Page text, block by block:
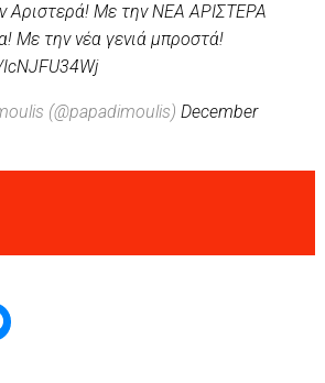
Αριστερά! Με την ΝΕΑ ΑΡΙΣΤΕΡΑ
Με την νέα γενιά μπροστά!
(@papadimoulis)December